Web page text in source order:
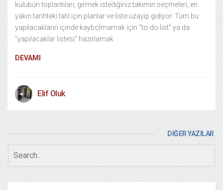
kulübün toplantıları, girmek istediğiniz takımın seçmeleri, en
yakın tarihteki tatil için planlar ve liste uzayıp gidiyor. Tüm bu
yapılacakların içinde kaybolmamak için “to-do list” ya da
“yapılacaklar listesi” hazırlamak
DEVAMI
Elif Oluk
DİĞER YAZILAR